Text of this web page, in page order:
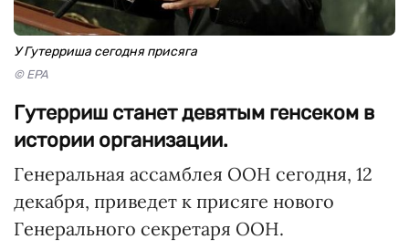
У Гутерриша сегодня присяга
© EPA
Гутерриш станет девятым генсеком в
истории организации.
Генеральная ассамблея ООН сегодня, 12
декабря, приведет к присяге нового
Генерального секретаря ООН.